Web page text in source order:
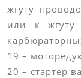
жгуту
или к жгуту
19 –
20 – стартер